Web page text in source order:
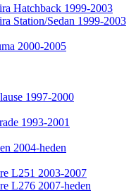
Hatchback 1999-2003
Station/Sedan 1999-2003
2000-2005
1997-2000
1993-2001
2004-heden
L251 2003-2007
L276 2007-heden